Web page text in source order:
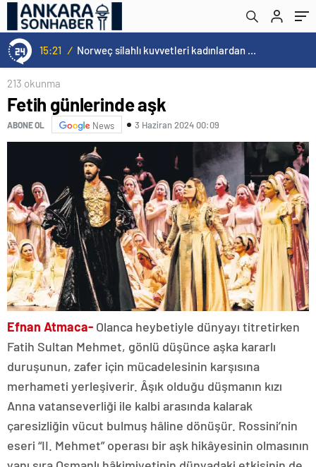
15:20 / Cristiano Ronaldo’nun akıllara zarar tüm kariyerinin istatistiğini çıkardık !
213 okunma
Fetih günlerinde aşk
ABONE OL News 3 Haziran 2024 00:09
Efnan Atmaca- Olanca heybetiyle dünyayı titretirken
Fatih Sultan Mehmet, gönlü düşünce aşka kararlı
duruşunun, zafer için mücadelesinin karşısına
merhameti yerleşiverir. Âşık olduğu düşmanın kızı
Anna vatanseverliği ile kalbi arasında kalarak
çaresizliğin vücut bulmuş hâline dönüşür. Rossini’nin
eseri “II. Mehmet” operası bir aşk hikâyesinin olmasının